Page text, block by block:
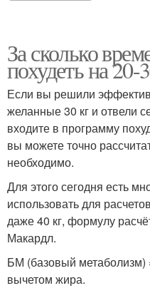
За сколько
похудеть на 20-
Если вы решили
желанные 30 кг и отвели
входите в программу
вы можете точно
необходимо.
Для этого сегодня есть
использовать для
даже 40 кг, формулу
Макардл.
БМ (базовый метаболизм)
вычетом жира.